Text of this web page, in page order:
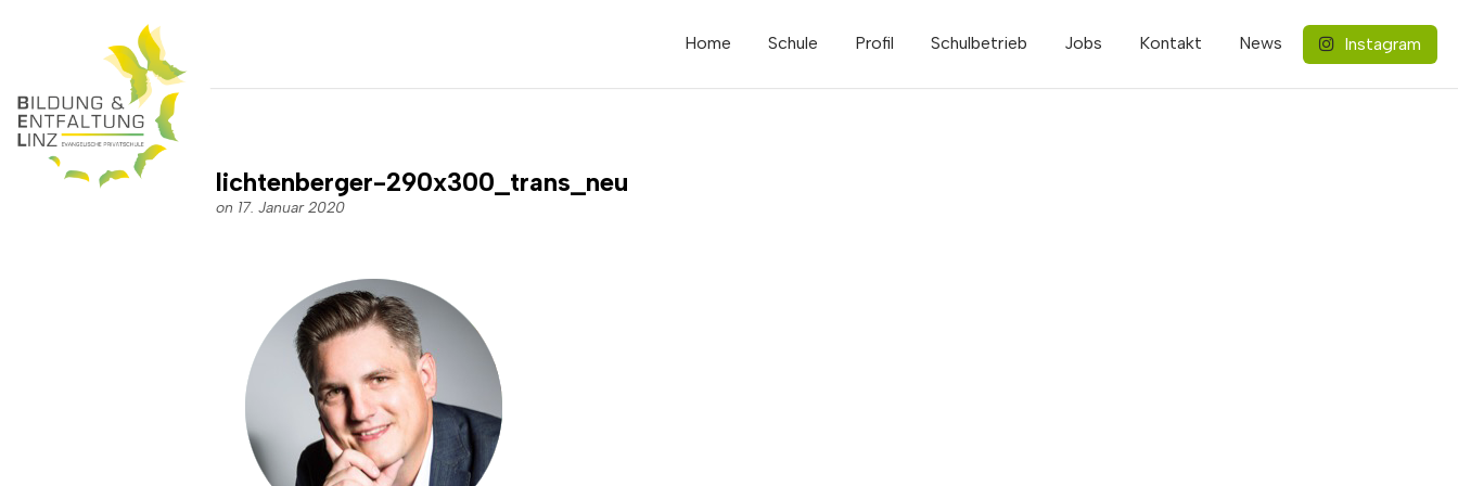
Home Schule Profil Schulbetrieb Jobs Kontakt News Instagram
lichtenberger-290x300_trans_neu
on 17. Januar 2020